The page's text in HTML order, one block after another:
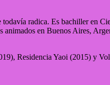
radica. Es bachiller en
en Buenos Aires,
Residencia Yaoi (2015) y